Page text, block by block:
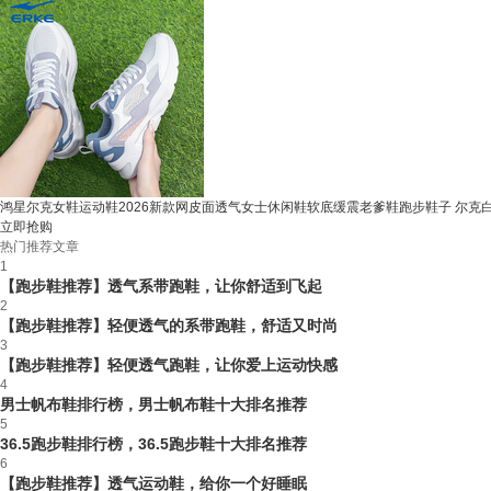
鸿星尔克女鞋运动鞋2026新款网皮面透气女士休闲鞋软底缓震老爹鞋跑步鞋子 尔克
立即抢购
热门推荐文章
1
【跑步鞋推荐】透气系带跑鞋，让你舒适到飞起
2
【跑步鞋推荐】轻便透气的系带跑鞋，舒适又时尚
3
【跑步鞋推荐】轻便透气跑鞋，让你爱上运动快感
4
男士帆布鞋排行榜，男士帆布鞋十大排名推荐
5
36.5跑步鞋排行榜，36.5跑步鞋十大排名推荐
6
【跑步鞋推荐】透气运动鞋，给你一个好睡眠